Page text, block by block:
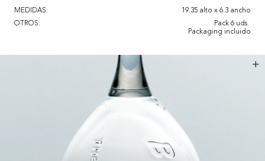
MEDIDAS:
19.35 alto x 6.3 ancho
OTROS:
Pack 6 uds.
Packaging incluido